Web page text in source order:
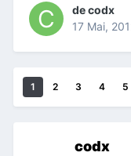
decodx
17 Mai,
1 2 3 4 5
codx